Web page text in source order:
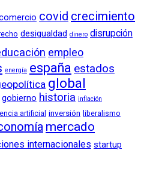
covid crecimiento
desigualdad dinero disrupción
empleo
energía españa estados
global
gobierno historia inflación
artificial inversión liberalismo
mercado
internacionales startup